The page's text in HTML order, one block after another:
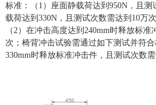
标准：（1）座面静载荷达到950N，且
载荷达到330N，且测试次数需达到10万
（2）在冲击高度达到240mm时释放标
次；椅背冲击试验需通过如下测试并符
330mm时释放标准冲击件，且测试次数需